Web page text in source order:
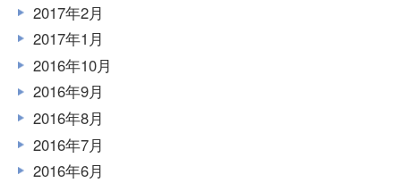
2017年2月
2017年1月
2016年10月
2016年9月
2016年8月
2016年7月
2016年6月